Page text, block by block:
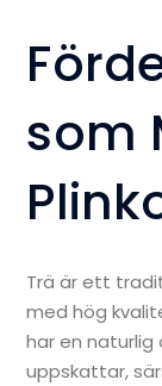
som
Trä är ett
med hög
har en naturlig
uppskattar,